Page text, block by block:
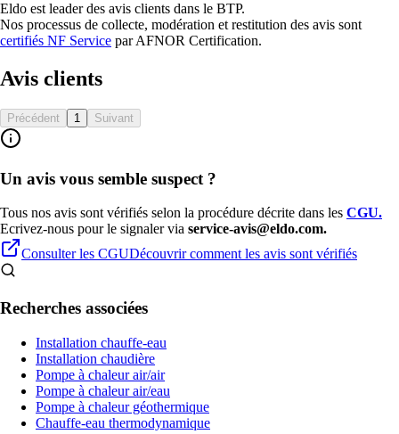
Eldo est leader des avis clients dans le BTP.
Nos processus de collecte, modération et restitution des avis sont
certifiés NF Service parAFNOR Certification.
Avis clients
Précédent 1 Suivant
Un avis vous semble suspect ?
Tous nos avis sont vérifiés selon la procédure décrite dans les CGU.
Ecrivez-nous pour le signaler via service-avis@eldo.com.
Consulter les CGUDécouvrir comment les avis sont vérifiés
Recherches associées
Installation chauffe-eau
Installation chaudière
Pompe à chaleur air/air
Pompe à chaleur air/eau
Pompe à chaleur géothermique
Chauffe-eau thermodynamique